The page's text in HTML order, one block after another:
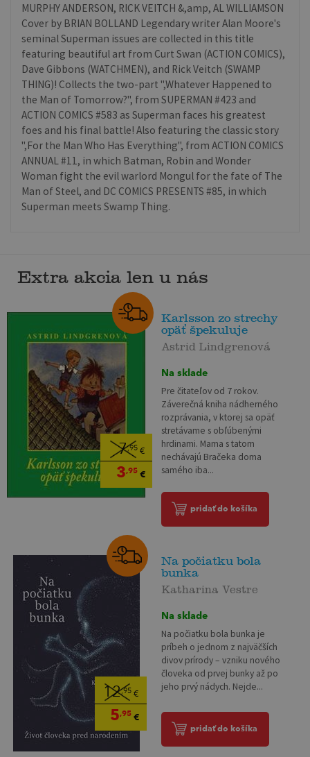
MURPHY ANDERSON, RICK VEITCH &,amp, AL WILLIAMSON
Cover by BRIAN BOLLAND Legendary writer Alan Moore's
seminal Superman issues are collected in this title
featuring beautiful art from Curt Swan (ACTION COMICS),
Dave Gibbons (WATCHMEN), and Rick Veitch (SWAMP
THING)! Collects the two-part ",Whatever Happened to
the Man of Tomorrow?", from SUPERMAN #423 and
ACTION COMICS #583 as Superman faces his greatest
foes and his final battle! Also featuring the classic story
",For the Man Who Has Everything", from ACTION COMICS
ANNUAL #11, in which Batman, Robin and Wonder
Woman fight the evil warlord Mongul for the fate of The
Man of Steel, and DC COMICS PRESENTS #85, in which
Superman meets Swamp Thing.
Extra akcia len u nás
7,95€
3,95€
Karlsson zo strechy
opäť špekuluje
Astrid Lindgrenová
Na sklade
Pre čitateľov od 7 rokov.
Záverečná kniha nádherného
rozprávania, v ktorej sa opäť
stretávame s obľúbenými
hrdinami. Mama s tatom
nechávajú Bračeka doma
samého iba...
pridať do košíka
12,95 €
5,95 €
Na počiatku bola
bunka
Katharina Vestre
Na sklade
Na počiatku bola bunka je
príbeh o jednom z najväčších
divov prírody – vzniku nového
človeka od prvej bunky až po
jeho prvý nádych. Nejde...
pridať do košíka